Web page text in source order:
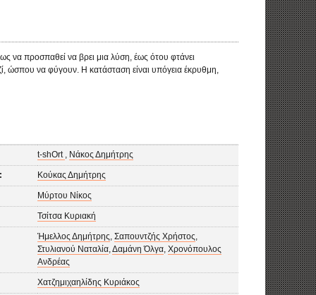
να προσπαθεί να βρει μια λύση, έως ότου φτάνει
ώσπου να φύγουν. Η κατάσταση είναι υπόγεια έκρυθμη,
t-shOrt , Νάκος Δημήτρης
Κούκας Δημήτρης
Μύρτου Νίκος
Τσίτσα Κυριακή
Ήμελλος Δημήτρης,Σαπουντζής Χρήστος,
Στυλιανού Ναταλία,Δαμάνη Όλγα,Χρονόπουλος
Ανδρέας
Χατζημιχαηλίδης Κυριάκος